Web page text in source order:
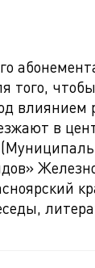
того,
в